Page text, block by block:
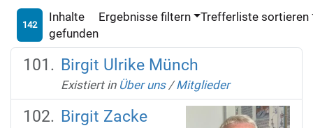
142
Inhalte
gefunden
Ergebnisse filtern Trefferliste sortieren
Birgit Ulrike Münch
Existiert in Über uns /Mitglieder
Birgit Zacke